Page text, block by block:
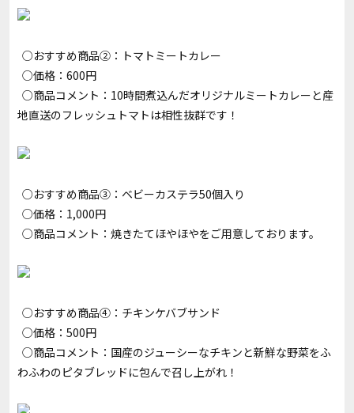
○おすすめ商品②：トマトミートカレー
○価格：600円
○商品コメント：10時間煮込んだオリジナルミートカレーと産
地直送のフレッシュトマトは相性抜群です！
○おすすめ商品③：ベビーカステラ50個入り
○価格：1,000円
○商品コメント：焼きたてほやほやをご用意しております。
○おすすめ商品④：チキンケバブサンド
○価格：500円
○商品コメント：国産のジューシーなチキンと新鮮な野菜をふ
わふわのピタブレッドに包んで召し上がれ！